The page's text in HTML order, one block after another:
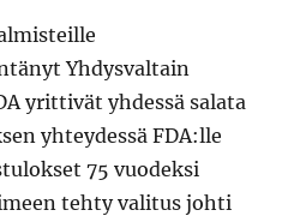
Yhdysvaltain
yrittivät yhdessä salata
yhteydessä FDA:lle
75 vuodeksi
tehty valitus johti